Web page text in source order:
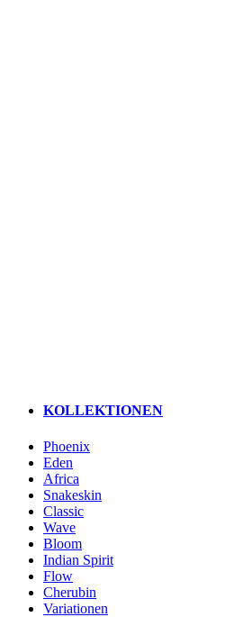
KOLLEKTIONEN
Phoenix
Eden
Africa
Snakeskin
Classic
Wave
Bloom
Indian Spirit
Flow
Cherubin
Variationen